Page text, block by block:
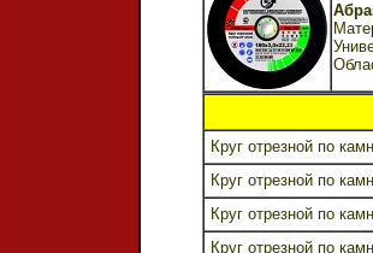
Круг отрезной по
Круг отрезной по
Круг отрезной по
Круг отрезной по